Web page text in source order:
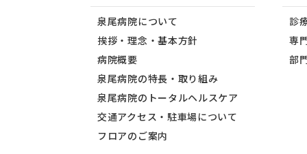
泉尾病院について
挨拶・理念・基本方針
病院概要
泉尾病院の特長・取り組み
泉尾病院のトータルヘルスケア
交通アクセス・駐車場について
フロアのご案内
診
専
部